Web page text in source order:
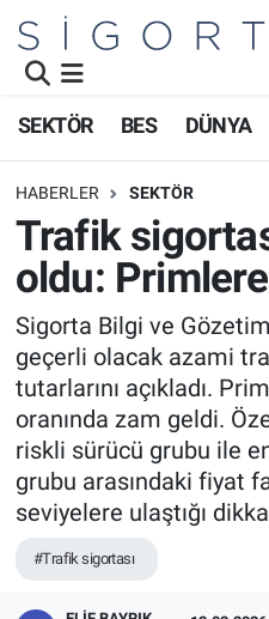
SEKTÖR BES DÜNYA
HABERLER SEKTÖR
Trafik
oldu:
Sigorta Bilgi ve
geçerli olacak azami
tutarlarını açıkladı.
oranında zam geldi.
riskli sürücü grubu ile
grubu arasındaki fiyat
seviyelere ulaştığı
#Trafik sigortası
Namaz Vakitleri
Trafik Durumu
Süper Lig Puan
Tüm Manşetler
Son Dakika Haberleri
Haber Arşivi